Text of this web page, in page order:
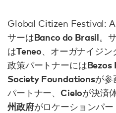
Global Citizen Festival:
サーはBanco do Brasil。
はTeneo、オーガナイジン
政策パートナーには
Society Foundationsが参
パートナー、Cieloが決済
州政府がロケーションパー